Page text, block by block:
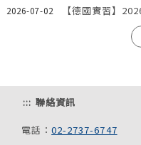
2026-07-02
::: 聯絡資訊
電話：02-2737-6747